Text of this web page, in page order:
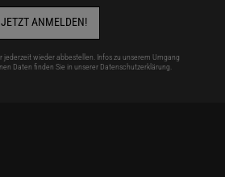
JETZT ANMELDEN!
jederzeit wieder abbestellen. Infos zu unserem Umgang
Daten finden Sie in unserer Datenschutzerklärung